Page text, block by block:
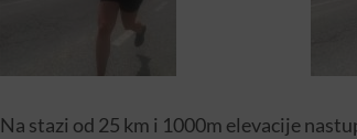
Na stazi od 25 km i 1000m elevacije